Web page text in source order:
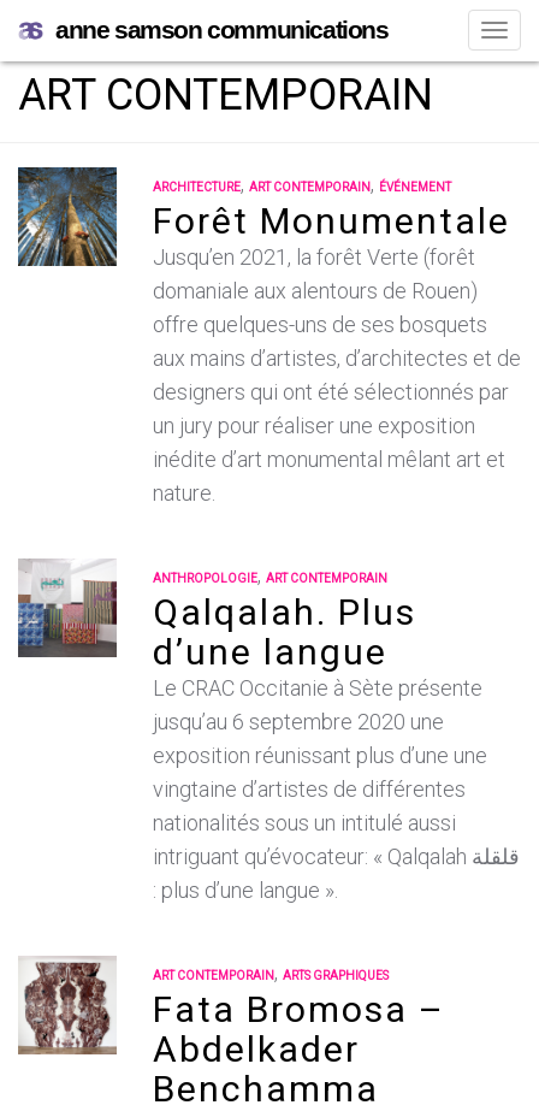
anne samson communications
ART CONTEMPORAIN
ARCHITECTURE, ART CONTEMPORAIN , ÉVÉNEMENT
Forêt Monumentale
Jusqu’en 2021, la forêt Verte (forêt
domaniale aux alentours de Rouen)
offre quelques-uns de ses bosquets
aux mains d’artistes, d’architectes et de
designers qui ont été sélectionnés par
un jury pour réaliser une exposition
inédite d’art monumental mêlant art et
nature.
ANTHROPOLOGIE, ART CONTEMPORAIN
Qalqalah. Plus
d’une langue
Le CRAC Occitanie à Sète présente
jusqu’au 6 septembre 2020 une
exposition réunissant plus d’une une
vingtaine d’artistes de différentes
nationalités sous un intitulé aussi
intriguant qu’évocateur: « Qalqalah قلقلة
: plus d’une langue ».
ART CONTEMPORAIN , ARTS GRAPHIQUES
Fata Bromosa –
Abdelkader
Benchamma